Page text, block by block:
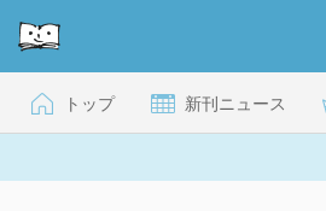
トップ 新刊ニュース